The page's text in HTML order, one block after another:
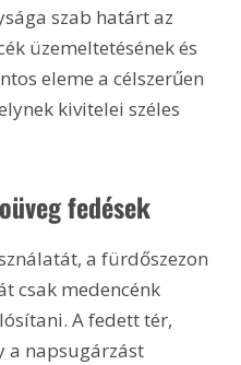
szab határt az
üzemeltetésének és
eleme a célszerűen
kivitelei széles
fedések
a fürdőszezon
csak medencénk
A fedett tér,
a napsugárzást